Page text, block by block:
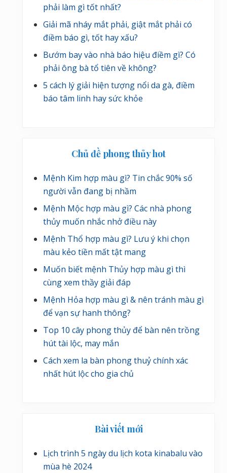
phải làm gì tốt nhất?
Giải mã nháy mắt phải, giật mắt phải có
điềm báo gì, tốt hay xấu?
Bướm bay vào nhà báo hiệu điềm gì? Có
phải ông bà tổ tiên về không?
5 cách lý giải hiện tượng nổi da gà, điềm
báo tâm linh hay sức khỏe
Chủ đề phong thủy hot
Mệnh Kim hợp màu gì? Tin chắc 90% số
người vẫn đang bị nhầm
Mệnh Mộc hợp màu gì? Các nhà phong
thủy muốn nhắc nhở điều này
Mệnh Thổ hợp màu gì? Lưu ý khi chọn
màu kẻo tiền mất tật mang
Muốn biết mệnh Thủy hợp màu gì thì
cùng xem thầy giải đáp
Mệnh Hỏa hợp màu gì & nên tránh màu gì
để vạn sự hanh thông?
Top 10 cây phong thủy để bàn nên trồng
hút tài lộc, may mắn
Cách xem la bàn phong thuỷ chính xác
nhất hút lộc cho gia chủ
Bài viết mới
Lịch trình 5 ngày du lịch kota kinabalu vào
mùa hè 2024